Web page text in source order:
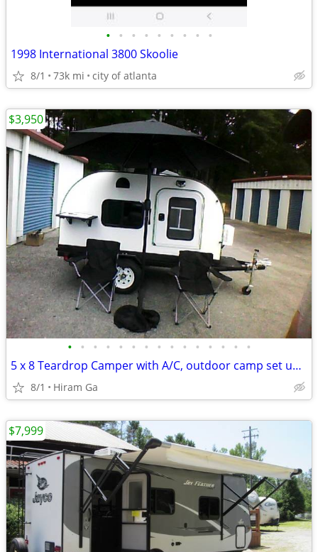
• • • • • • • • •
1998 International 3800 Skoolie
8/1 73k mi city of atlanta
• • • • • • • • • • • • • • •
5 x 8 Teardrop Camper with A/C, outdoor camp set up package
8/1 Hiram Ga
$3,950
$7,999